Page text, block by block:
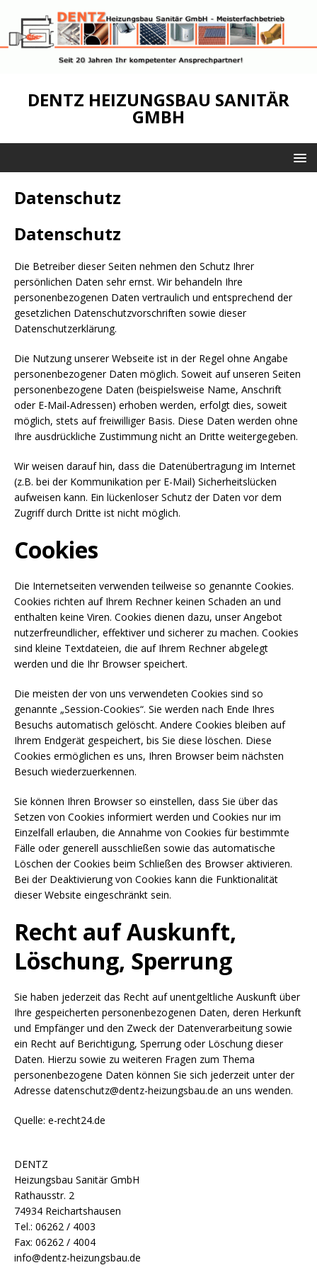
DENTZ HEIZUNGSBAU SANITÄR
GMBH
Datenschutz
Datenschutz
Die Betreiber dieser Seiten nehmen den Schutz Ihrer
persönlichen Daten sehr ernst. Wir behandeln Ihre
personenbezogenen Daten vertraulich und entsprechend der
gesetzlichen Datenschutzvorschriften sowie dieser
Datenschutzerklärung.
Die Nutzung unserer Webseite ist in der Regel ohne Angabe
personenbezogener Daten möglich. Soweit auf unseren Seiten
personenbezogene Daten (beispielsweise Name, Anschrift
oder E-Mail-Adressen) erhoben werden, erfolgt dies, soweit
möglich, stets auf freiwilliger Basis. Diese Daten werden ohne
Ihre ausdrückliche Zustimmung nicht an Dritte weitergegeben.
Wir weisen darauf hin, dass die Datenübertragung im Internet
(z.B. bei der Kommunikation per E-Mail) Sicherheitslücken
aufweisen kann. Ein lückenloser Schutz der Daten vor dem
Zugriff durch Dritte ist nicht möglich.
Cookies
Die Internetseiten verwenden teilweise so genannte Cookies.
Cookies richten auf Ihrem Rechner keinen Schaden an und
enthalten keine Viren. Cookies dienen dazu, unser Angebot
nutzerfreundlicher, effektiver und sicherer zu machen. Cookies
sind kleine Textdateien, die auf Ihrem Rechner abgelegt
werden und die Ihr Browser speichert.
Die meisten der von uns verwendeten Cookies sind so
genannte „Session-Cookies“. Sie werden nach Ende Ihres
Besuchs automatisch gelöscht. Andere Cookies bleiben auf
Ihrem Endgerät gespeichert, bis Sie diese löschen. Diese
Cookies ermöglichen es uns, Ihren Browser beim nächsten
Besuch wiederzuerkennen.
Sie können Ihren Browser so einstellen, dass Sie über das
Setzen von Cookies informiert werden und Cookies nur im
Einzelfall erlauben, die Annahme von Cookies für bestimmte
Fälle oder generell ausschließen sowie das automatische
Löschen der Cookies beim Schließen des Browser aktivieren.
Bei der Deaktivierung von Cookies kann die Funktionalität
dieser Website eingeschränkt sein.
Recht auf Auskunft,
Löschung, Sperrung
Sie haben jederzeit das Recht auf unentgeltliche Auskunft über
Ihre gespeicherten personenbezogenen Daten, deren Herkunft
und Empfänger und den Zweck der Datenverarbeitung sowie
ein Recht auf Berichtigung, Sperrung oder Löschung dieser
Daten. Hierzu sowie zu weiteren Fragen zum Thema
personenbezogene Daten können Sie sich jederzeit unter der
Adresse datenschutz@dentz-heizungsbau.de an uns wenden.
Quelle: e-recht24.de
DENTZ
Heizungsbau Sanitär GmbH
Rathausstr. 2
74934 Reichartshausen
Tel.: 06262 / 4003
Fax: 06262 / 4004
info@dentz-heizungsbau.de